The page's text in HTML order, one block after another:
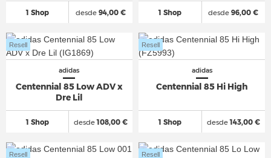
1 Shop desde94,00 € 1 Shop desde 96,00 €
adidas
Centennial 85 Low ADV x
Dre Lil
1 Shop
Resell
desde108,00 €
adidas
Centennial 85 Hi High
1 Shop
Resell
desde143,00 €
Resell Resell